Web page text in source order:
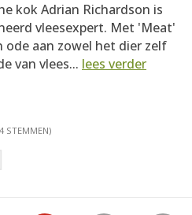
kok Adrian Richardson is
vleesexpert. Met 'Meat'
ode aan zowel het dier zelf
van vlees... lees verder
STEMMEN)